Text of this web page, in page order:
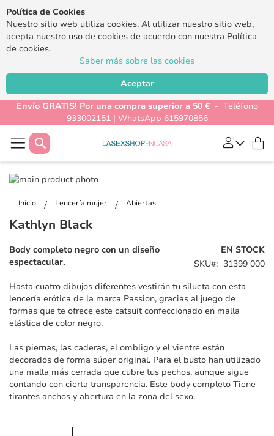
Política de Cookies
Nuestro sitio web utiliza cookies. Al utilizar nuestro sitio web,
acepta nuestro uso de cookies de acuerdo con nuestra Política
de cookies.
Saber más sobre las cookies
Aceptar
Envío GRATIS! Por una compra superior a 50 €- Teléfono
933002151 | WhatsApp 615970856
Buscar
Inicio Lencería mujer Abiertas
Saltar
final
la
de
imágenes
de
galería
de
Kathlyn Black
EN STOCK
SKU
31399 000
Body completo negro con un diseño
espectacular.
Hasta cuatro dibujos diferentes vestirán tu silueta con esta
lencería erótica de la marca Passion, gracias al juego de
formas que te ofrece este catsuit confeccionado en malla
elástica de color negro.
Las piernas, las caderas, el ombligo y el vientre están
decorados de forma súper original. Para el busto han utilizado
una malla más cerrada que cubre tus pechos, aunque sigue
contando con cierta transparencia. Este body completo Tiene
tirantes anchos y abertura en la zona del sexo.